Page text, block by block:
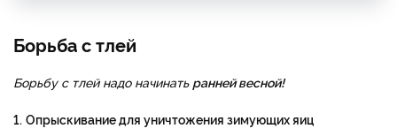
Борьба с тлей
Борьбу с тлей надо начинать ранней весной!
1. Опрыскивание для уничтожения зимующих яиц